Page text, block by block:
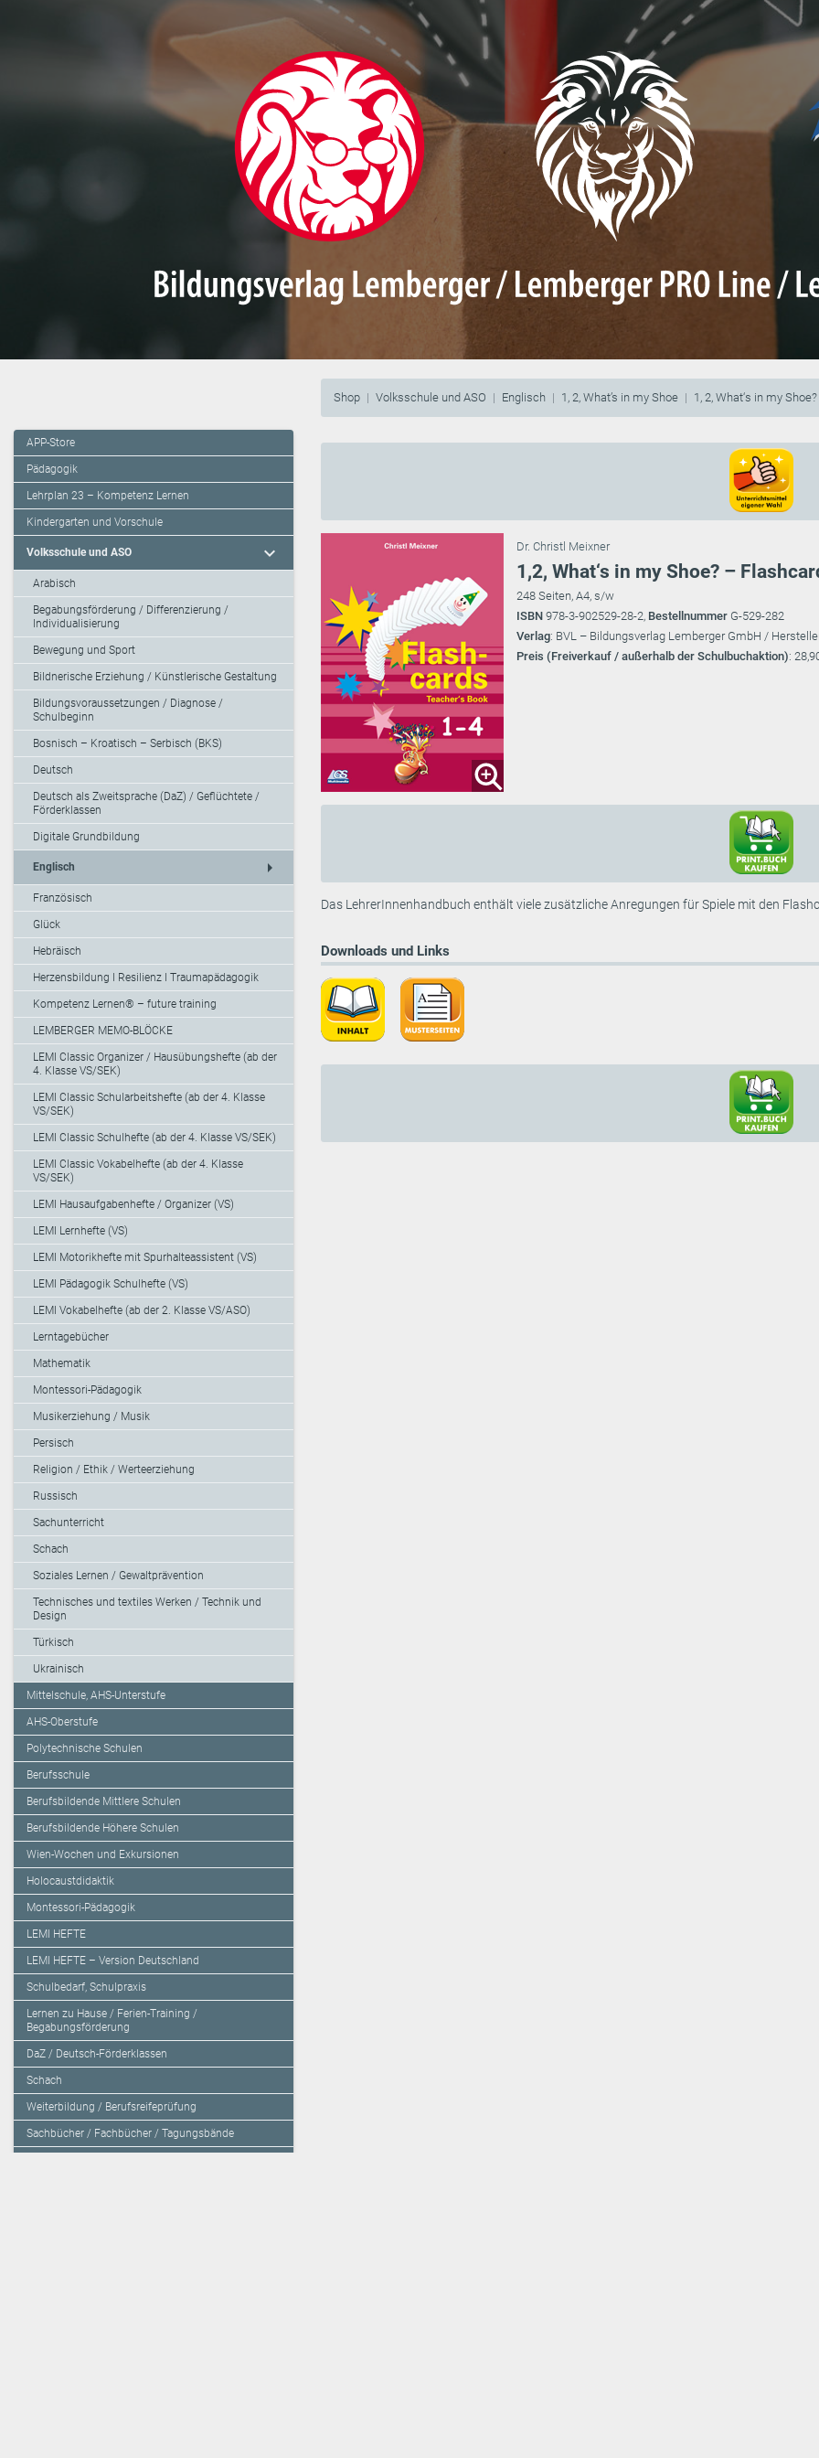
Shop Volksschule und ASO Englisch 1, 2, What’s in my Shoe 1, 2, What‘s in my
APP-Store
Pädagogik
Lehrplan 23 – Kompetenz Lernen
Kindergarten und Vorschule
Volksschule und ASO expand_more
Arabisch
Begabungsförderung / Differenzierung /
Individualisierung
Bewegung und Sport
Bildnerische Erziehung / Künstlerische Gestaltung
Bildungsvoraussetzungen / Diagnose /
Schulbeginn
Bosnisch – Kroatisch – Serbisch (BKS)
Deutsch
Deutsch als Zweitsprache (DaZ) / Geflüchtete /
Förderklassen
Digitale Grundbildung
Englisch arrow_right
Französisch
Glück
Hebräisch
Herzensbildung I Resilienz I Traumapädagogik
Kompetenz Lernen® – future training
LEMBERGER MEMO-BLÖCKE
LEMI Classic Organizer / Hausübungshefte (ab der
4. Klasse VS/SEK)
LEMI Classic Schularbeitshefte (ab der 4. Klasse
VS/SEK)
LEMI Classic Schulhefte (ab der 4. Klasse VS/SEK)
LEMI Classic Vokabelhefte (ab der 4. Klasse
VS/SEK)
LEMI Hausaufgabenhefte / Organizer (VS)
LEMI Lernhefte (VS)
LEMI Motorikhefte mit Spurhalteassistent (VS)
LEMI Pädagogik Schulhefte (VS)
LEMI Vokabelhefte (ab der 2. Klasse VS/ASO)
Lerntagebücher
Mathematik
Montessori-Pädagogik
Musikerziehung / Musik
Persisch
Religion / Ethik / Werteerziehung
Russisch
Sachunterricht
Schach
Soziales Lernen / Gewaltprävention
Technisches und textiles Werken / Technik und
Design
Türkisch
Ukrainisch
Mittelschule, AHS-Unterstufe
AHS-Oberstufe
Polytechnische Schulen
Berufsschule
Berufsbildende Mittlere Schulen
Berufsbildende Höhere Schulen
Wien-Wochen und Exkursionen
Holocaustdidaktik
Montessori-Pädagogik
LEMI HEFTE
LEMI HEFTE – Version Deutschland
Schulbedarf, Schulpraxis
Lernen zu Hause / Ferien-Training /
Begabungsförderung
DaZ / Deutsch-Förderklassen
Schach
Weiterbildung / Berufsreifeprüfung
Sachbücher / Fachbücher / Tagungsbände
Dr. Christl Meixner
1,2, What‘s in my Shoe? –
248 Seiten, A4, s/w
ISBN 978-3-902529-28-2, Bestellnummer G-529-282
Verlag: BVL – Bildungsverlag Lemberger GmbH /
Preis (Freiverkauf / außerhalb der Schulbuchaktion):
Das LehrerInnenhandbuch enthält viele zusätzliche Anregungen für Spiele mit den
Downloads und Links